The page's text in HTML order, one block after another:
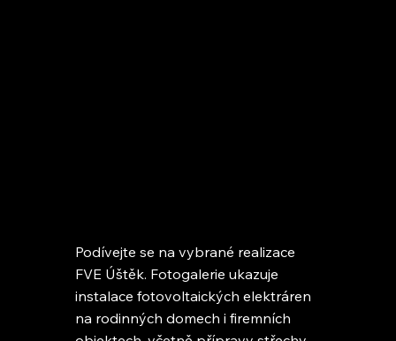
Podívejte se na vybrané realizace
FVE Úštěk. Fotogalerie ukazuje
instalace fotovoltaických elektráren
na rodinných domech i firemních